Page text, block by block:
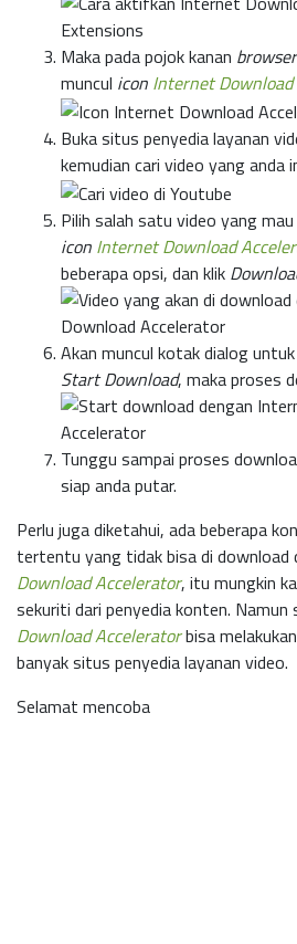
Maka pada pojok kanan
muncul icon Internet
Buka situs penyedia layanan
kemudian cari video yang anda
Pilih salah satu video yang
icon Internet Download
beberapa opsi, dan klik
Akan muncul kotak dialog
Start Download, maka proses
Tunggu sampai proses
siap anda putar.
Perlu juga diketahui, ada beberapa
tertentu yang tidak bisa di download
Download Accelerator, itu mungkin
sekuriti dari penyedia konten. Namun
Download Acceleratorbisa
banyak situs penyedia layanan video.
Selamat mencoba